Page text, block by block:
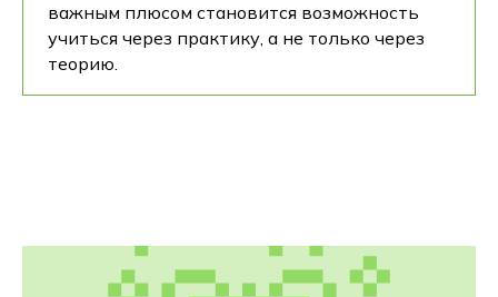
важным плюсом становится возможность
учиться через практику, а не только через
теорию.